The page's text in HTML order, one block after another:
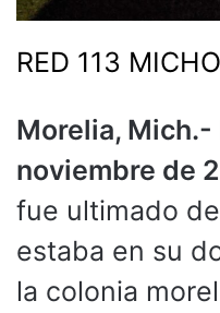
RED 113
Morelia,
noviembre de
fue ultimado
estaba en su
la colonia